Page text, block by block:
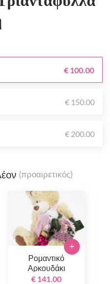
€ 100.00
€ 150.00
€ 200.00
(προαιρετικός)
Ρομαντικό
Αρκουδάκι
€ 141.00
+